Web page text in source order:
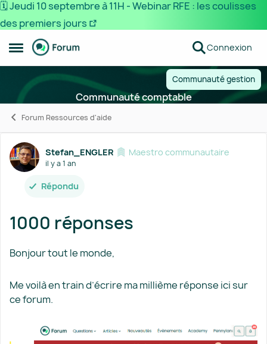
🗓️ Jeudi 10 septembre à 11H - Webinar RFE : les coulisses
des premiers jours
Ouvrir Menu Latéral
Passer au contenu Connexion
Communauté gestion
Communauté comptable
Forum Ressources d'aide
Forum Discussion
Stefan_ENGLER Maestro communautaire
il y a 1 an
Répondu
1000 réponses
Bonjour tout le monde,
Me voilà en train d’écrire ma millième réponse ici sur
ce forum.